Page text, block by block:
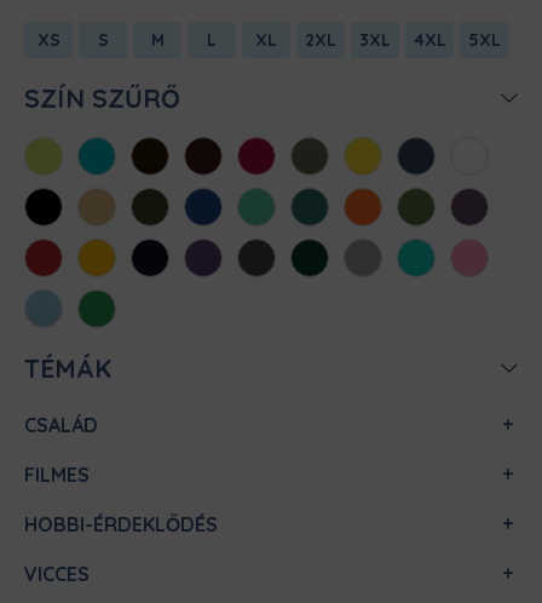
XS S M L XL 2XL 3XL 4XL 5XL
SZÍN SZŰRŐ
AlmazöldAtollkékBarnaBordóChili Cink Citromsárga
Denim
FeketeHomokKhaki KirálykékMentaMéregzöld
NarancsOliva Padlizsán
Piros SárgaSötétkékSötétlilaSötétszürke
SötétzöldSportszürke
Türkiz
Világos
rózsaszín
Világoskék
Zöld
TÉMÁK
CSALÁD
FILMES
HOBBI-ÉRDEKLŐDÉS
VICCES